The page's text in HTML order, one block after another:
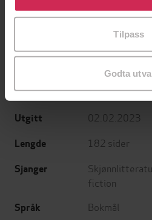
tilpasse ditt samtykke til
Tilpass
Godta
Forlag Cappelen
Utgitt 02.02.2023
Lengde 182 sider
Sjanger
fiction
Språk Bokmål